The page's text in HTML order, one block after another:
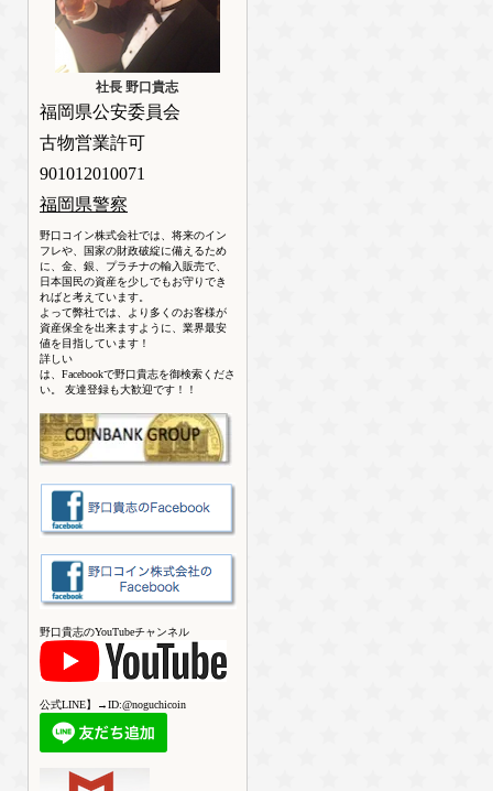
社長 野口貴志
福岡県公安委員会
古物営業許可
901012010071
福岡県警察
野口コイン株式会社では、将来のイン
フレや、国家の財政破綻に備えるため
に、金、銀、プラチナの輸入販売で、
日本国民の資産を少しでもお守りでき
ればと考えています。
よって弊社では、より多くのお客様が
資産保全を出来ますように、業界最安
値を目指しています！
詳しい
は、Facebookで野口貴志を御検索くださ
い。 友達登録も大歓迎です！！
野口貴志のYouTubeチャンネル
公式LINE】→ID:@noguchicoin